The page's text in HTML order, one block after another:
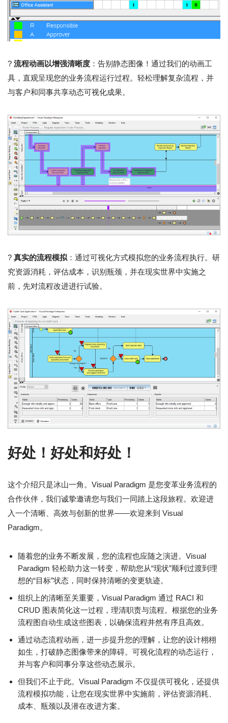
? 流程动画以增强清晰度 ：告别静态图像！通过我们的动画工
具，直观呈现您的业务流程运行过程。轻松理解复杂流程，并
与客户和同事共享动态可视化成果。
? 真实的流程模拟 ：通过可视化方式模拟您的业务流程执行。研
究资源消耗，评估成本，识别瓶颈，并在现实世界中实施之
前，先对流程改进进行试验。
好处！好处和好处！
这个介绍只是冰山一角。Visual Paradigm 是您变革业务流程的
合作伙伴，我们诚挚邀请您与我们一同踏上这段旅程。欢迎进
入一个清晰、高效与创新的世界——欢迎来到 Visual
Paradigm。
随着您的业务不断发展，您的流程也应随之演进。Visual
Paradigm 轻松助力这一转变，帮助您从“现状”顺利过渡到理
想的“目标”状态，同时保持清晰的变更轨迹。
组织上的清晰至关重要，Visual Paradigm 通过 RACI 和
CRUD 图表简化这一过程，理清职责与流程。根据您的业务
流程图自动生成这些图表，以确保流程井然有序且高效。
通过动态流程动画，进一步提升您的理解，让您的设计栩栩
如生，打破静态图像带来的障碍。可视化流程的动态运行，
并与客户和同事分享这些动态展示。
但我们不止于此。Visual Paradigm 不仅提供可视化，还提供
流程模拟功能，让您在现实世界中实施前，评估资源消耗、
成本、瓶颈以及潜在改进方案。